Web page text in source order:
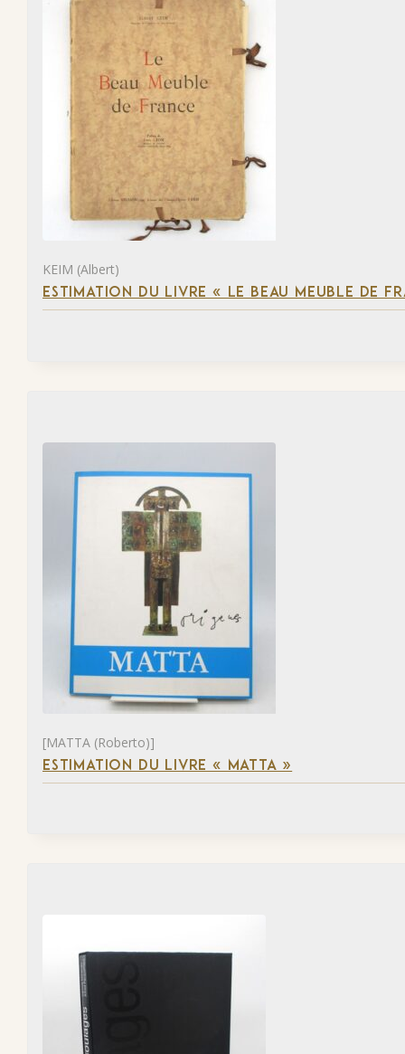
KEIM (Albert)
ESTIMATION DU LIVRE « LE BEAU MEUBLE DE
[MATTA (Roberto)]
ESTIMATION DU LIVRE « MATTA »